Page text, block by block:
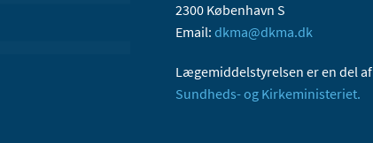
2300 København S
Email: dkma@dkma.dk
Lægemiddelstyrelsen er en del af
Sundheds- og Kirkeministeriet.